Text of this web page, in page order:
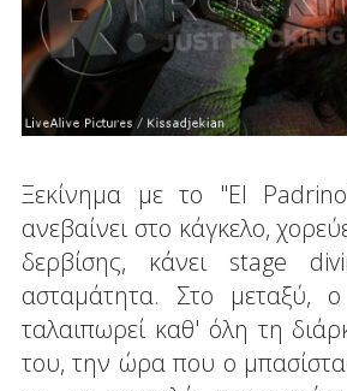
Ξεκίνημα με το "El
ανεβαίνει στο κάγκελο,
δερβίσης, κάνει stage
ασταμάτητα. Στο μεταξύ,
ταλαιπωρεί καθ' όλη τη
του, την ώρα που ο